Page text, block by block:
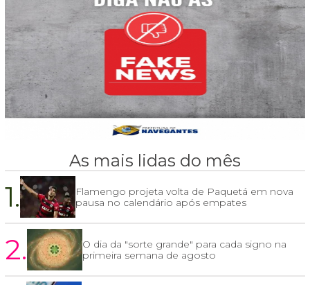
As mais lidas do mês
1.
Flamengo projeta volta de Paquetá em nova
pausa no calendário após empates
2.
O dia da "sorte grande" para cada signo na
primeira semana de agosto